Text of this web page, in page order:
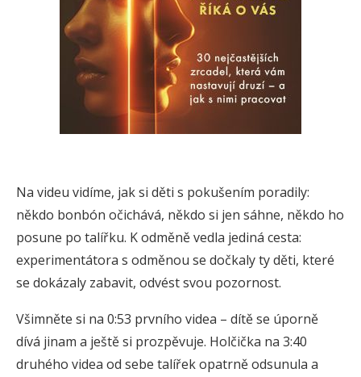
Na videu vidíme, jak si děti s pokušením poradily:
někdo bonbón očichává, někdo si jen sáhne, někdo ho
posune po talířku. K odměně vedla jediná cesta:
experimentátora s odměnou se dočkaly ty děti, které
se dokázaly zabavit, odvést svou pozornost.
Všimněte si na 0:53 prvního videa – dítě se úporně
dívá jinam a ještě si prozpěvuje. Holčička na 3:40
druhého videa od sebe talířek opatrně odsunula a